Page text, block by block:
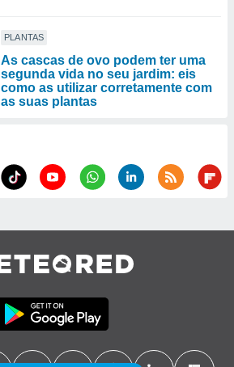
PLANTAS
As cascas de ovo podem ter uma
segunda vida no seu jardim: eis
como as utilizar corretamente com
as suas plantas